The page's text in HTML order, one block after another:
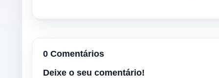
0 Comentários
Deixe o seu comentário!